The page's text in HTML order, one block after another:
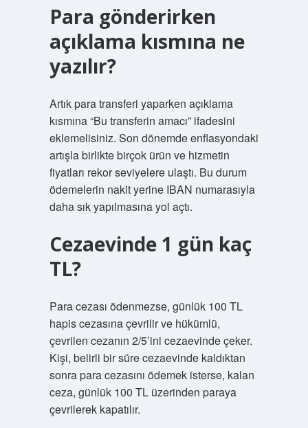
Para gönderirken
açıklama kısmına ne
yazılır?
Artık para transferi yaparken açıklama
kısmına “Bu transferin amacı” ifadesini
eklemelisiniz. Son dönemde enflasyondaki
artışla birlikte birçok ürün ve hizmetin
fiyatları rekor seviyelere ulaştı. Bu durum
ödemelerin nakit yerine IBAN numarasıyla
daha sık yapılmasına yol açtı.
Cezaevinde 1 gün kaç
TL?
Para cezası ödenmezse, günlük 100 TL
hapis cezasına çevrilir ve hükümlü,
çevrilen cezanın 2/5’ini cezaevinde çeker.
Kişi, belirli bir süre cezaevinde kaldıktan
sonra para cezasını ödemek isterse, kalan
ceza, günlük 100 TL üzerinden paraya
çevrilerek kapatılır.